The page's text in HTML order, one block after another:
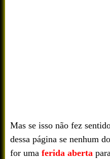
Mas se isso não fez
dessa página se nenhum
for uma ferida aberta